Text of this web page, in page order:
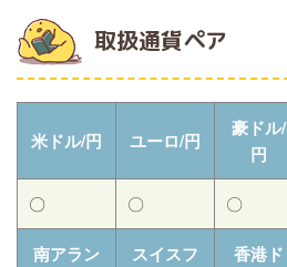
取扱通貨ペア
米ドル/円 ユーロ/円
豪ドル/
円
〇 〇 〇
南アラン
スイスフ
香港ド